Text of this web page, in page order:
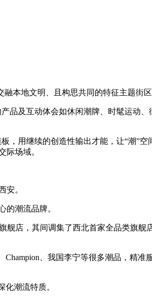
本地文明、且构思共同的特征主题街区
品及互动体会如休闲潮牌、时髦运动、
用继续的创造性输出才能，让“潮”空
际场域。
安。
潮流品牌。
，其间调集了西北首家全品类旗舰店
、我国李宁等很多潮品，精准
潮流特质。